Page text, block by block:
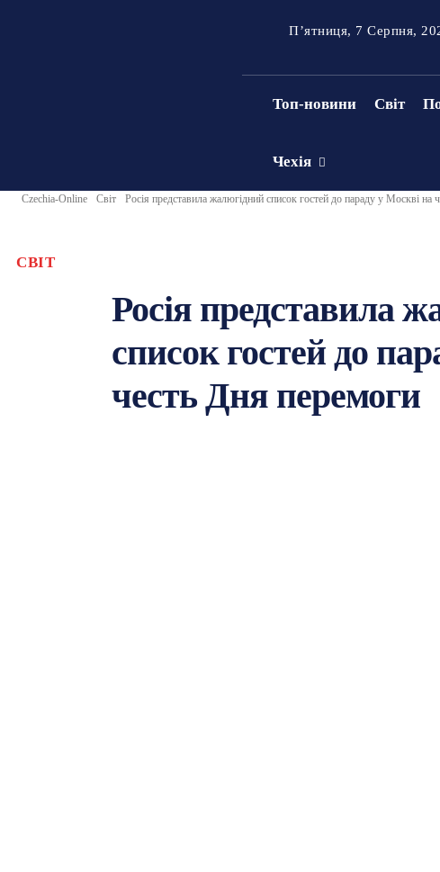
П’ятниця, 7 Серпня,
Топ-новини Світ
Чехія
Czechia-Online Світ Росія представила жалюгідний список гостей до параду у Москві на
СВІТ
Росія представила
список гостей до
честь Дня перемоги